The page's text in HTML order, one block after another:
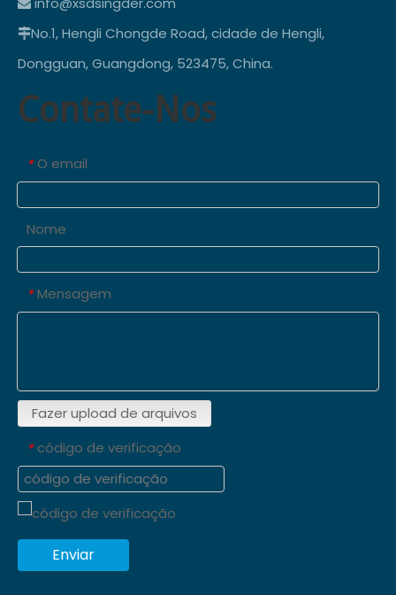

No.1, Hengli Chongde Road, cidade de Hengli,
Dongguan, Guangdong, 523475, China.
Contate-Nos
* O email
Nome
* Mensagem
Fazer upload de arquivos
* código de verificação
Enviar